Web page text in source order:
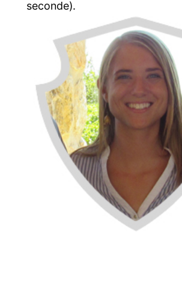
seconde).